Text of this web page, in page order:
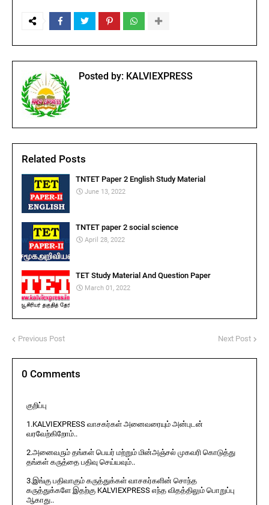
Posted by: KALVIEXPRESS
Related Posts
TNTET Paper 2 English Study Material
June 13, 2022
TNTET paper 2 social science
April 28, 2022
TET Study Material And Question Paper
March 01, 2022
Previous Post Next Post
0 Comments
குறிப்பு
1.KALVIEXPRESS வாசகர்கள் அனைவரையும் அன்புடன்
வரவேற்கிறோம்..
2.அனைவரும் தங்கள் பெயர் மற்றும் மின்அஞ்சல் முகவரி கொடுத்து
தங்கள் கருத்தை பதிவு செய்யவும்..
3.இங்கு பதிவாகும் கருத்துக்கள் வாசகர்களின் சொந்த
கருத்துக்களே இதற்கு KALVIEXPRESS எந்த விதத்திலும் பொறுப்பு
ஆகாது..